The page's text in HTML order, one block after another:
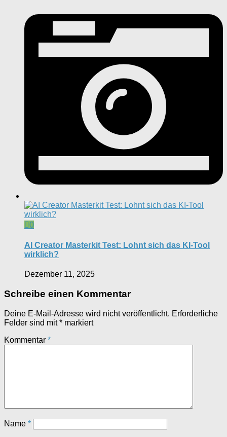
0
AI Creator Masterkit Test: Lohnt sich das KI-Tool
wirklich?
Dezember 11, 2025
Schreibe einen Kommentar
Deine E-Mail-Adresse wird nicht veröffentlicht. Erforderliche
Felder sind mit* markiert
Kommentar *
Name *